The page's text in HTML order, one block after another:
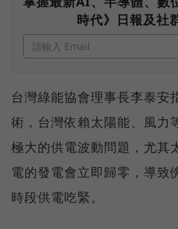
時代》日報及社
台灣綠能協會理事長李泰安
術，台灣依賴太陽能、風力
極大的供電波動問題，尤其
電的發電會立即歸零，導致
時段供電吃緊。